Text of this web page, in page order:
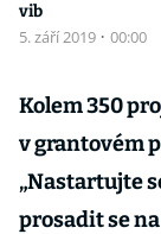
vib
5. září 2019 · 00:00
Kolem 350
v grantovém
„Nastartujte
prosadit se